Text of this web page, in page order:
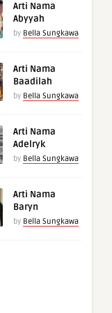
Arti Nama
Abyyah
by Bella Sungkawa
Arti Nama
Baadilah
by Bella Sungkawa
Arti Nama
Adelryk
by Bella Sungkawa
Arti Nama
Baryn
by Bella Sungkawa